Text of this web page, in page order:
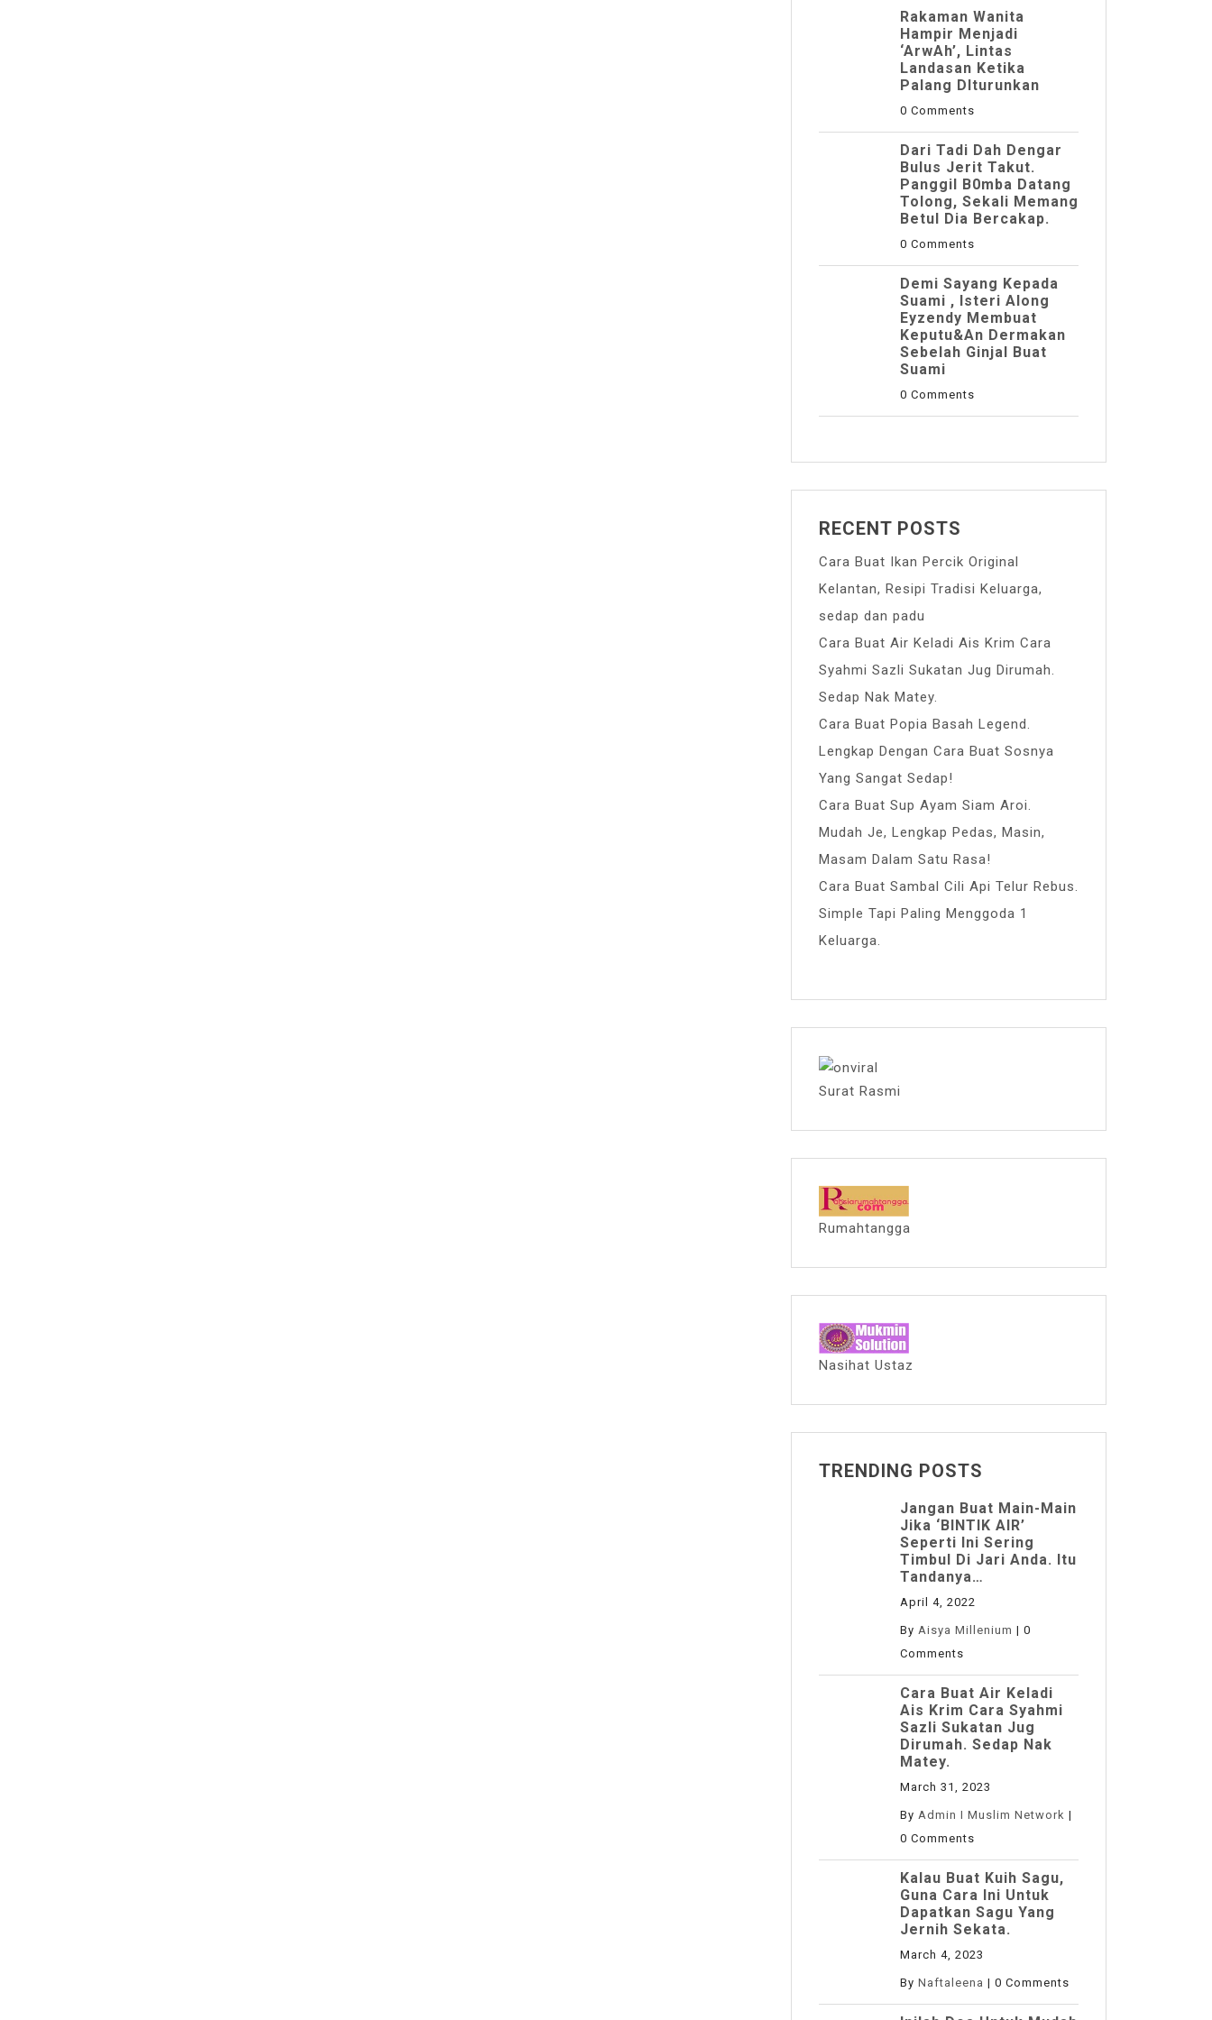
Rakaman Wanita
Hampir Menjadi
‘ArwAh’, Lintas
Landasan Ketika
Palang DIturunkan
0 Comments
Dari Tadi Dah Dengar
Bulus Jerit Takut.
Panggil B0mba Datang
Tolong, Sekali Memang
Betul Dia Bercakap.
0 Comments
Demi Sayang Kepada
Suami , Isteri Along
Eyzendy Membuat
Keputu&an Dermakan
Sebelah Ginjal Buat
Suami
0 Comments
RECENT POSTS
Cara Buat Ikan Percik Original
Kelantan, Resipi Tradisi Keluarga,
sedap dan padu
Cara Buat Air Keladi Ais Krim Cara
Syahmi Sazli Sukatan Jug Dirumah.
Sedap Nak Matey.
Cara Buat Popia Basah Legend.
Lengkap Dengan Cara Buat Sosnya
Yang Sangat Sedap!
Cara Buat Sup Ayam Siam Aroi.
Mudah Je, Lengkap Pedas, Masin,
Masam Dalam Satu Rasa!
Cara Buat Sambal Cili Api Telur Rebus.
Simple Tapi Paling Menggoda 1
Keluarga.
Surat Rasmi
Rumahtangga
Nasihat Ustaz
TRENDING POSTS
Jangan Buat Main-Main
Jika ‘BINTIK AIR’
Seperti Ini Sering
Timbul Di Jari Anda. Itu
Tandanya…
April 4, 2022
By Aisya Millenium | 0
Comments
Cara Buat Air Keladi
Ais Krim Cara Syahmi
Sazli Sukatan Jug
Dirumah. Sedap Nak
Matey.
March 31, 2023
By Admin I Muslim Network |
0 Comments
Kalau Buat Kuih Sagu,
Guna Cara Ini Untuk
Dapatkan Sagu Yang
Jernih Sekata.
March 4, 2023
By Naftaleena | 0 Comments